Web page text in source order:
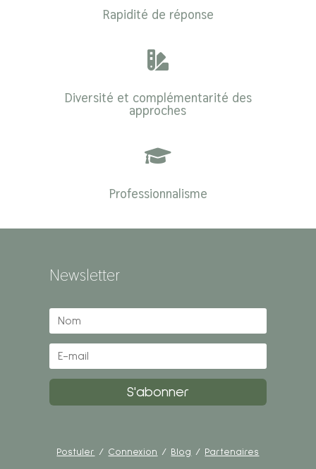
Rapidité de réponse

Diversité et complémentarité des
approches

Professionnalisme
Newsletter
S'abonner
Postuler / Connexion / Blog / Partenaires